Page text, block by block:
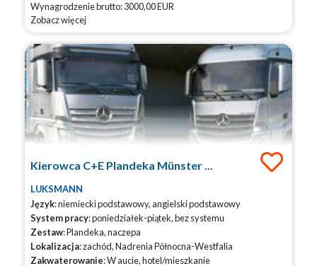
Wynagrodzenie brutto: 3000,00 EUR
Zobacz więcej
Kierowca C+E Plandeka Münster ...
LUKSMANN
Język: niemiecki podstawowy, angielski podstawowy
System pracy: poniedziałek-piątek, bez systemu
Zestaw: Plandeka, naczepa
Lokalizacja: zachód, Nadrenia Północna-Westfalia
Zakwaterowanie: W aucie, hotel/mieszkanie